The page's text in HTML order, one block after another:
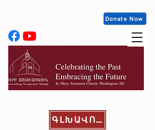
Donate Now
ԳԼԽԱՎՈՐ ԷՋ